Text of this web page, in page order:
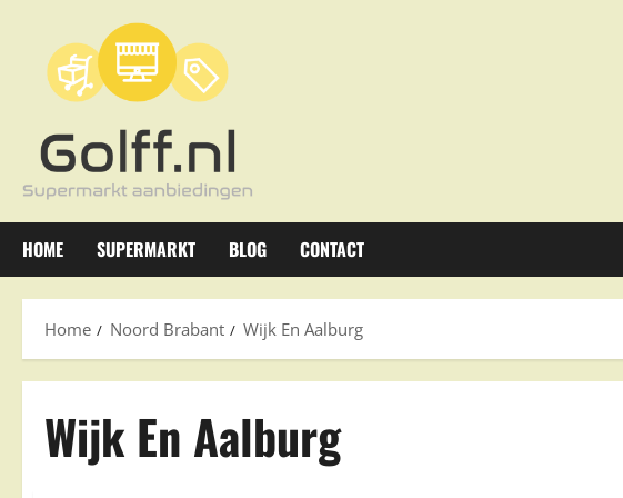
inhoud
HOME SUPERMARKT BLOG CONTACT
Home Noord Brabant Wijk En Aalburg
Wijk En Aalburg